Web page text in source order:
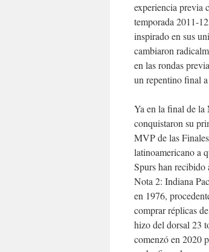
experiencia previa
temporada 2011-
inspirado en sus
cambiaron
en las rondas
un repentino final
Ya en la final de la
conquistaron su
MVP de las
latinoamericano a
Spurs han recibido
Nota 2: Indiana
en 1976,
comprar réplicas
hizo del dorsal 23
comenzó en 2020